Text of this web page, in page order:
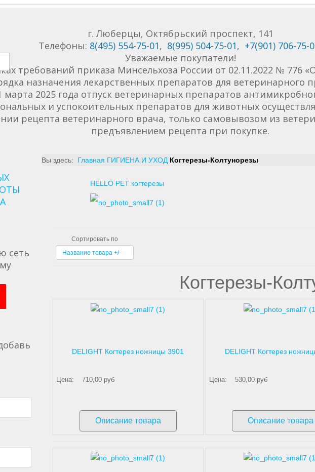
г. Люберцы, Октябрьский проспект, 141
Телефоны: 8(495) 554-75-01, 8(995) 504-75-01, +7(901) 706-75-
Уважаемые покупатели!
требований приказа Минсельхоза России от 02.11.2022 № 776
назначения лекарственных препаратов для ветеринарного
марта 2025 года отпуск ветеринарных препаратов
и успокоительных препаратов для животных
рецепта ветеринарного врача, только самовывозом из
предъявлением рецепта при покупке.
Вы здесь: Главная ГИГИЕНА И УХОД Когтерезы-Колтунорезы
сеть
HELLO PET когтерезы
Сортировать по
Название товара +/-
Когтерезы-
DELIGHT Когтерез ножницы 3901
Цена: 710,00 руб
Описание товара
DELIGHT Когтерез
Цена: 530,00 руб
Описание товара